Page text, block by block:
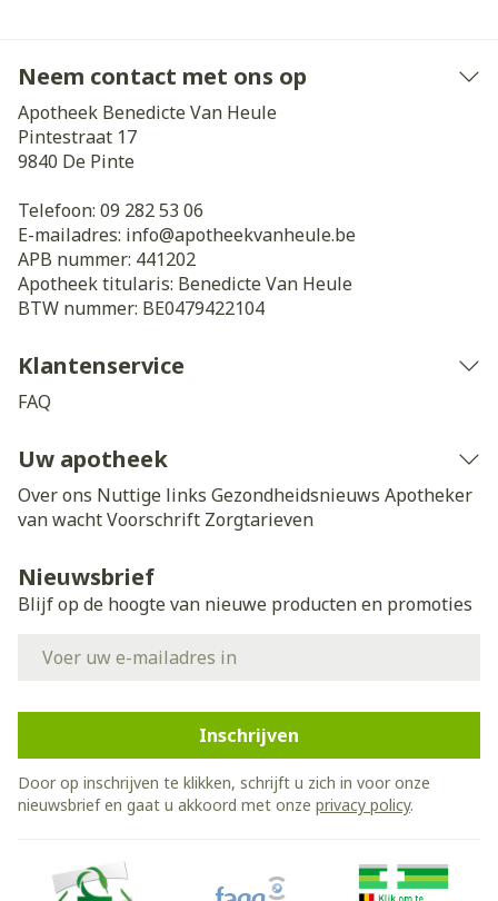
Neem contact met ons op
Apotheek Benedicte Van Heule
Pintestraat 17
9840 De Pinte
Telefoon: 09 282 53 06
E-mailadres: info@apotheekvanheule.be
APB nummer: 441202
Apotheek titularis: Benedicte Van Heule
BTW nummer: BE0479422104
Klantenservice
FAQ
Uw apotheek
Over ons Nuttige links Gezondheidsnieuws Apotheker
van wachtVoorschrift Zorgtarieven
Nieuwsbrief
Blijf op de hoogte van nieuwe producten en promoties
Inschrijven
Door op inschrijven te klikken, schrijft u zich in voor onze
nieuwsbrief en gaat u akkoord met onze privacy policy.